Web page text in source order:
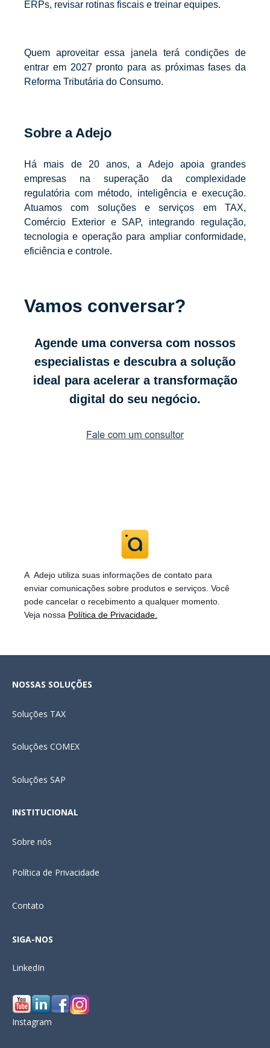
ERPs, revisar rotinas fiscais e treinar equipes.
Quem aproveitar essa janela terá condições de
entrar em 2027 pronto para as próximas fases da
Reforma Tributária do Consumo.
Sobre a Adejo
Há mais de 20 anos, a Adejo apoia grandes
empresas na superação da complexidade
regulatória com método, inteligência e execução.
Atuamos com soluções e serviços em TAX,
Comércio Exterior e SAP, integrando regulação,
tecnologia e operação para ampliar conformidade,
eficiência e controle.
Vamos conversar?
Agende uma conversa com nossos
especialistas e descubra a solução
ideal para acelerar a transformação
digital do seu negócio.
A Adejo utiliza suas informações de contato para
enviar comunicações sobre produtos e serviços. Você
pode cancelar o recebimento a qualquer momento.
Veja nossa Política de Privacidade.
NOSSAS SOLUÇÕES
Soluções TAX
Soluções COMEX
Soluções SAP
INSTITUCIONAL
Sobre nós
Política de Privacidade
Contato
SIGA-NOS
LinkedIn
Instagram